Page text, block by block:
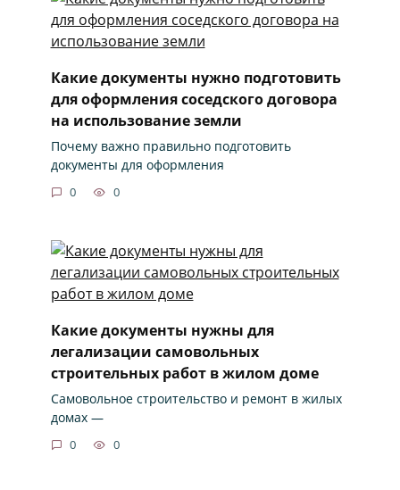
Какие документы нужно подготовить
для оформления соседского договора
на использование земли
Почему важно правильно подготовить
документы для оформления
0 0
Какие документы нужны для
легализации самовольных
строительных работ в жилом доме
Самовольное строительство и ремонт в жилых
домах —
0 0